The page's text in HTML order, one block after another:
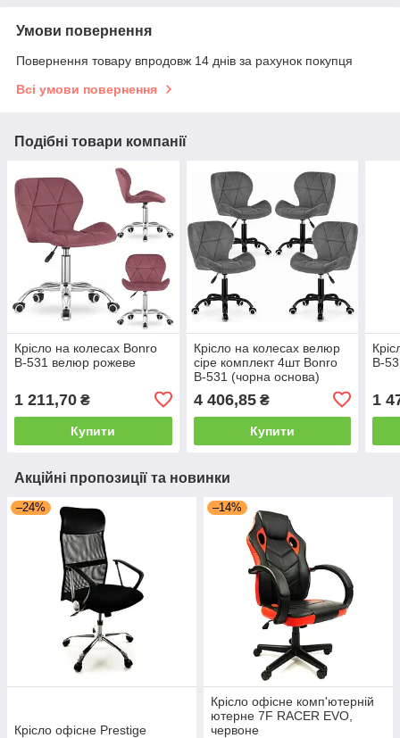
Умови повернення
Повернення товару впродовж 14 днів за рахунок покупця
Всі умови повернення
Подібні товари компанії
Крісло на колесах Bonro
B-531 велюр рожеве
1 211,70 ₴
Купити
Крісло на колесах велюр
сіре комплект 4шт Bonro
B-531 (чорна основа)
4 406,85₴
Купити
B-
1
Акційні пропозиції та новинки
–24%
Крісло офісне Prestige
–14%
Крісло офісне комп'ютерній
ютерне 7F RACER EVO,
червоне